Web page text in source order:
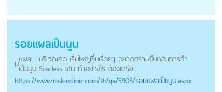
รอยแผลเป็นนูน
มีแผล
เป็นนูน
บริเวณคอ เริ่มใหญ่ขึ้นเรื่อยๆ อยากทราบขั้นตอนการทำ
Scarless เช่น ทำอย่างไร ต้องเตรีย...
https://www.rcskinclinic.com/th/qa/5903/รอยแผลเป็นนูน.aspx